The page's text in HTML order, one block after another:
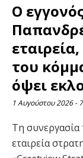
Ο
του
όψει
1 Αυγούστου 2026
Τη
εταιρεία